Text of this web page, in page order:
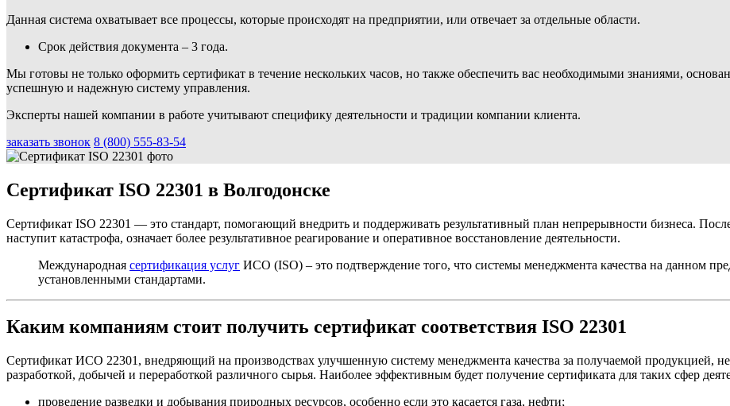
Данная система охватывает все процессы, которые происходят на предприятии, или отвечает за отдельные области.
Срок действия документа – 3 года.
Мы готовы не только оформить сертификат в течение нескольких часов, но также обеспечить вас необходимыми знаниями,
успешную и надежную систему управления.
Эксперты нашей компании в работе учитывают специфику деятельности и традиции компании клиента.
заказать звонок 8 (800) 555-83-54
Сертификат ISO 22301 в Волгодонске
Сертификат ISO 22301 — это стандарт, помогающий внедрить и поддерживать результативный план непрерывности бизнеса.
наступит катастрофа, означает более результативное реагирование и оперативное восстановление деятельности.
Международная сертификация услуг ИСО (ISO) – это подтверждение того, что системы менеджмента качества на данном
установленными стандартами.
Каким компаниям стоит получить сертификат соответствия ISO 22301
Сертификат ИСО 22301, внедряющий на производствах улучшенную систему менеджмента качества за получаемой продукцией,
разработкой, добычей и переработкой различного сырья. Наиболее эффективным будет получение сертификата для таких сфер
проведение разведки и добывания природных ресурсов, особенно если это касается газа, нефти;